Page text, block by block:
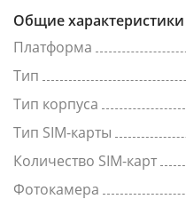
Общие характеристики
Платформа
Тип
Тип корпуса
Тип SIM-карты
Количество SIM-карт
Фотокамера